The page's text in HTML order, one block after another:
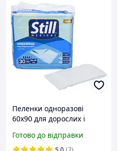
Пеленки одноразові
60х90 для дорослих і
підкладки
Готово до відправки